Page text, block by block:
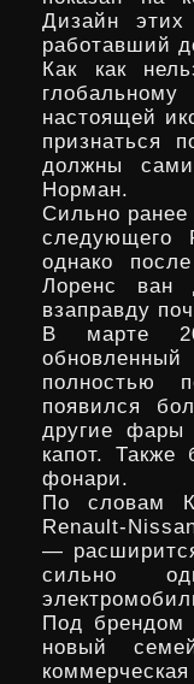
Дизайн
работавший
Как как
настоящей
признаться
должны
Норман.
Сильно
следующего
однако
Лоренс ван
взаправду
В марте
полностью
появился
другие фары
капот.
фонари.
По словам
Renault-
—
сильно
Под брендом
новый